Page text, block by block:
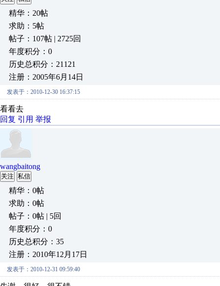
精华：20帖
求助：5帖
帖子：107帖 | 2725回
年度积分：0
历史总积分：21121
注册：2005年6月14日
发表于：2010-12-30 16:37:15
看看去
回复 引用 举报
wangbaitong
关注 私信
精华：0帖
求助：0帖
帖子：0帖 | 5回
年度积分：0
历史总积分：35
注册：2010年12月17日
发表于：2010-12-31 09:59:40